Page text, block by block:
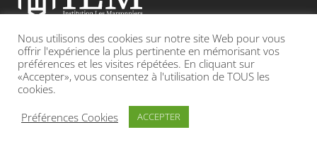
Etablissement catholique sous contrat d’association avec l’Etat
Adresse : 19, Grande rue 69420 CONDRIEU
INFOS LÉGALES POLITIQUE DE CONFIDENTIALITÉ
Nous utilisons des cookies sur notre site Web pour vous
offrir l'expérience la plus pertinente en mémorisant vos
préférences et les visites répétées. En cliquant sur
«Accepter», vous consentez à l'utilisation de TOUS les
cookies.
Préférences Cookies
ACCEPTER